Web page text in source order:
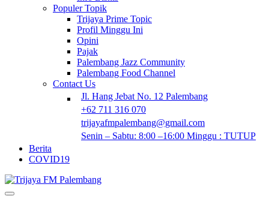
Populer Topik
Trijaya Prime Topic
Profil Minggu Ini
Opini
Pajak
Palembang Jazz Community
Palembang Food Channel
Contact Us
Jl. Hang Jebat No. 12 Palembang
+62 711 316 070
trijayafmpalembang@gmail.com
Senin – Sabtu: 8:00 –16:00 Minggu : TUTUP
Berita
COVID19